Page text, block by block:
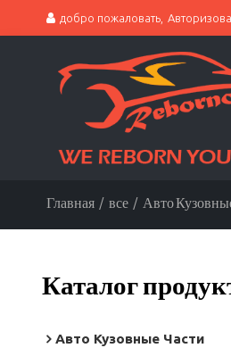
добро пожаловать,
Главная / все / Авто
Каталог
Авто Кузовные Части